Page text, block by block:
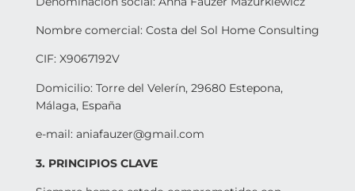
Nombre comercial: Costa del Sol Home Consulting
CIF: X9067192V
Domicilio: Torre del Velerín, 29680 Estepona,
Málaga, España
e-mail: aniafauzer@gmail.com
3. PRINCIPIOS CLAVE